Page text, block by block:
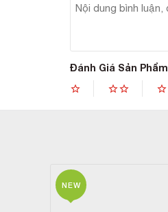
Đánh Giá Sản Phẩm
NEW